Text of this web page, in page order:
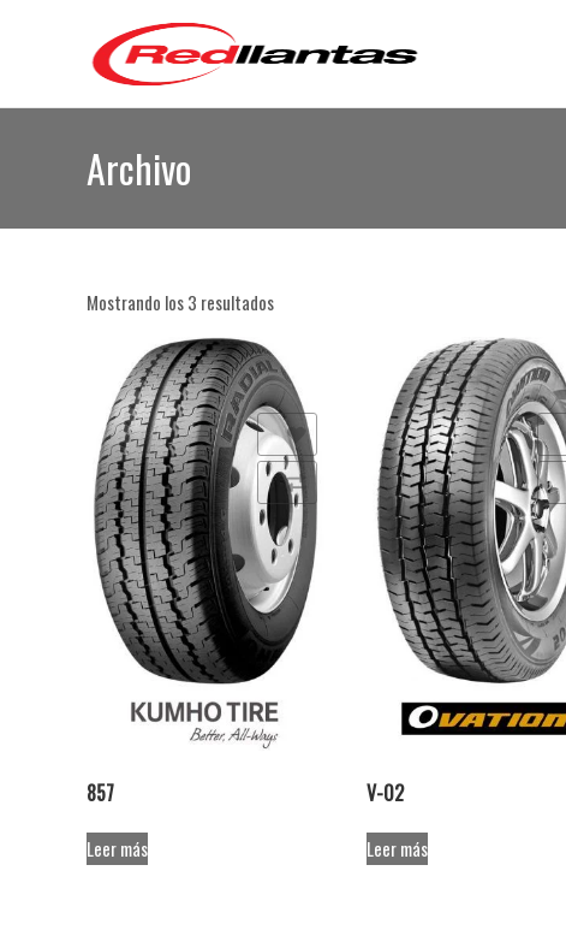
Archivo
Mostrando los 3 resultados
857
Leer más
Comparar
Añadir a la lista de deseos
V-02
Leer más
Comparar
Añadir a la lista de deseos